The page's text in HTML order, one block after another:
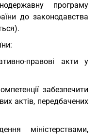
програму
до законодавства
правові акти у
забезпечити
актів, передбачених
міністерствами,